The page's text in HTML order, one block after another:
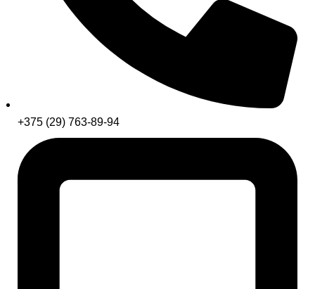
+375 (29) 763-89-94